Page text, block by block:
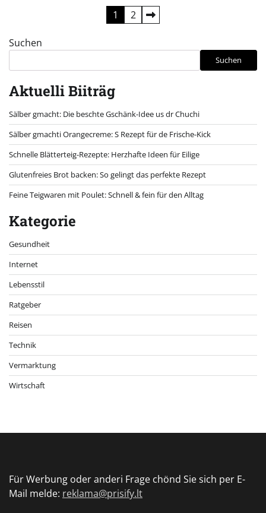
Seitennummerierung
der
1 2
Suchen
Suchen
Aktuelli Biiträg
Sälber gmacht: Die beschte Gschänk-Idee us dr Chuchi
Sälber gmachti Orangecreme: S Rezept für de Frische-Kick
Schnelle Blätterteig-Rezepte: Herzhafte Ideen für Eilige
Glutenfreies Brot backen: So gelingt das perfekte Rezept
Feine Teigwaren mit Poulet: Schnell & fein für den Alltag
Kategorie
Gesundheit
Internet
Lebensstil
Ratgeber
Reisen
Technik
Vermarktung
Wirtschaft
Für Werbung oder anderi Frage chönd Sie sich per E-
Mail melde: reklama@prisify.lt